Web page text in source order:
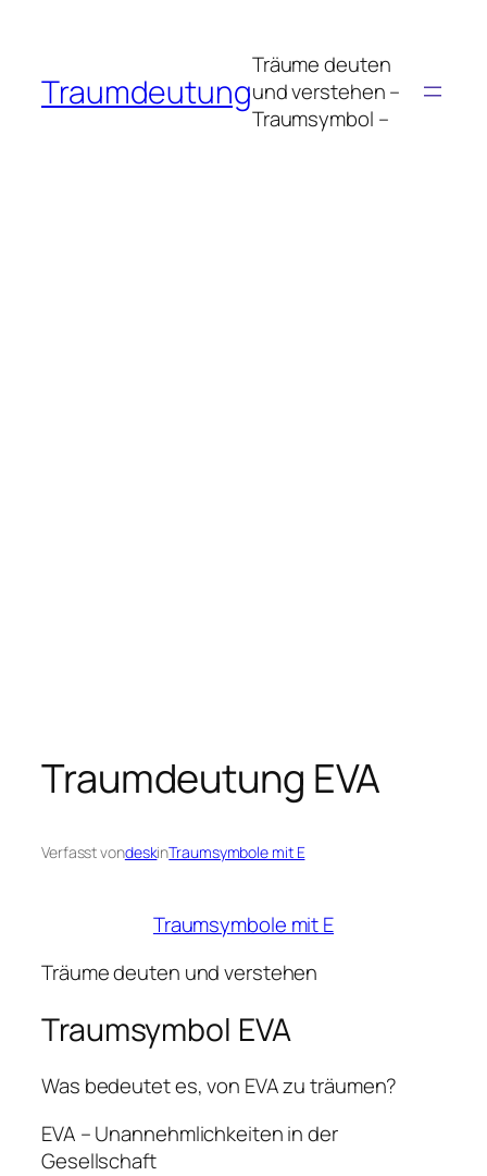
springen
Traumdeutung
Träume deuten
und verstehen –
Traumsymbol –
Traumdeutung EVA
Verfasst vondeskinTraumsymbole mit E
Traumsymbole mit E
Träume deuten und verstehen
Traumsymbol EVA
Was bedeutet es, von EVA zu träumen?
EVA – Unannehmlichkeiten in der
Gesellschaft